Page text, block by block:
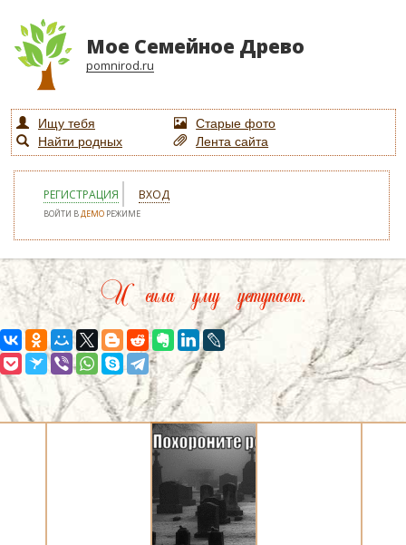
Мое Семейное Древо
pomnirod.ru
Ищу тебя
Старые фото
Найти родных
Лента сайта
РЕГИСТРАЦИЯ ВХОД
ВОЙТИ ВДЕМО РЕЖИМЕ
И сила уму уступает.